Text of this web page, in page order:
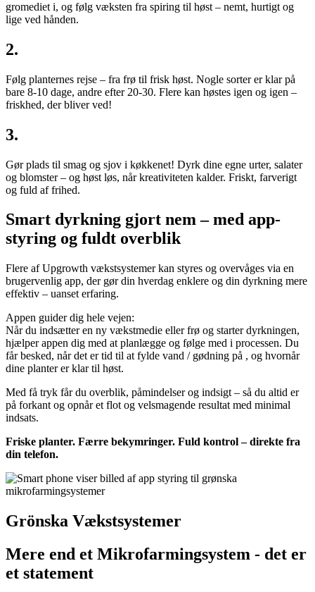
gromediet i, og følg væksten fra spiring til høst – nemt, hurtigt og
lige ved hånden.
2.
Følg planternes rejse – fra frø til frisk høst. Nogle sorter er klar på
bare 8-10 dage, andre efter 20-30. Flere kan høstes igen og igen –
friskhed, der bliver ved!
3.
Gør plads til smag og sjov i køkkenet! Dyrk dine egne urter, salater
og blomster – og høst løs, når kreativiteten kalder. Friskt, farverigt
og fuld af frihed.
Smart dyrkning gjort nem – med app-
styring og fuldt overblik
Flere af Upgrowth vækstsystemer kan styres og overvåges via en
brugervenlig app, der gør din hverdag enklere og din dyrkning mere
effektiv – uanset erfaring.
Appen guider dig hele vejen:
Når du indsætter en ny vækstmedie eller frø og starter dyrkningen,
hjælper appen dig med at planlægge og følge med i processen. Du
får besked, når det er tid til at fylde vand / gødning på , og hvornår
dine planter er klar til høst.
Med få tryk får du overblik, påmindelser og indsigt – så du altid er
på forkant og opnår et flot og velsmagende resultat med minimal
indsats.
Friske planter. Færre bekymringer. Fuld kontrol – direkte fra
din telefon.
Grönska Vækstsystemer
Mere end et Mikrofarmingsystem - det er
et statement